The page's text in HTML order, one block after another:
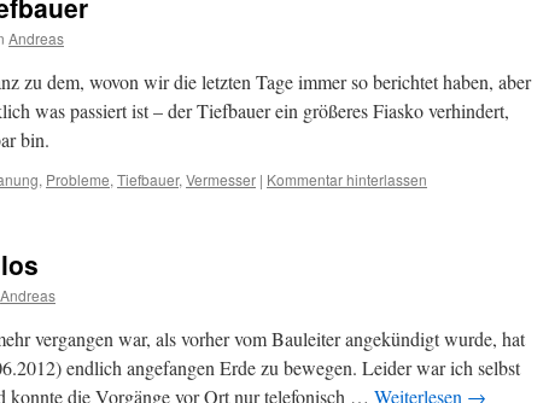
Andreas
zu dem, wovon wir die letzten Tage immer so berichtet haben, aber
was passiert ist – der Tiefbauer ein größeres Fiasko verhindert,
bin.
, Probleme, Tiefbauer, Vermesser | Kommentar hinterlassen
Andreas
vergangen war, als vorher vom Bauleiter angekündigt wurde, hat
endlich angefangen Erde zu bewegen. Leider war ich selbst
konnte die Vorgänge vor Ort nur telefonisch … Weiterlesen →